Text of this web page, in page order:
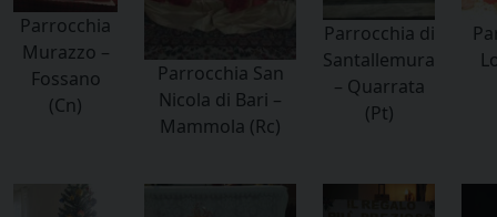
Parrocchia
Murazzo –
Fossano
(Cn)
Parrocchia San
Nicola di Bari –
Mammola (Rc)
Parrocchia di
Santallemura
– Quarrata
(Pt)